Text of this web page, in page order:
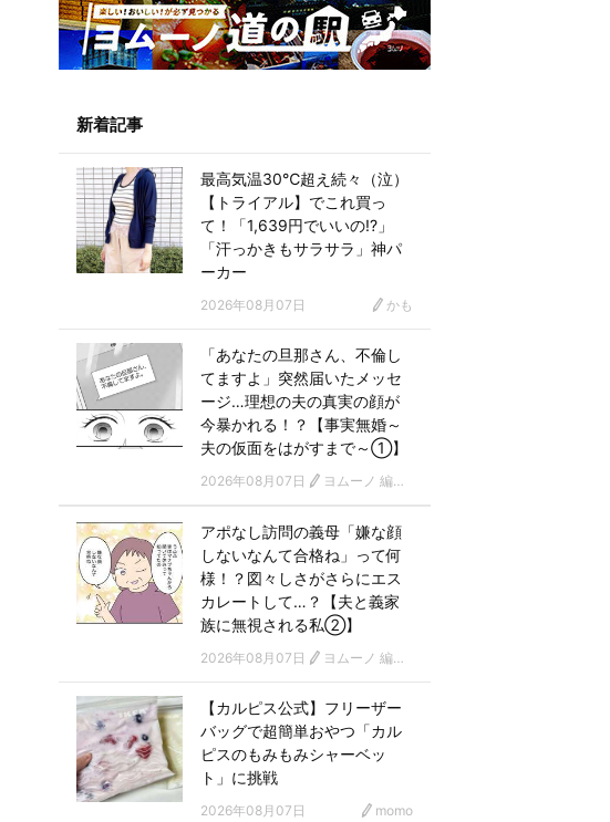
新着記事
最高気温30℃超え続々（泣）
【トライアル】でこれ買っ
て！「1,639円でいいの!?」
「汗っかきもサラサラ」神パ
ーカー
2026年08月07日 かも
「あなたの旦那さん、不倫し
てますよ」突然届いたメッセ
ージ…理想の夫の真実の顔が
今暴かれる！？【事実無婚～
夫の仮面をはがすまで～①】
2026年08月07日 ヨムーノ 編集部 漫画チーム
アポなし訪問の義母「嫌な顔
しないなんて合格ね」って何
様！？図々しさがさらにエス
カレートして…？【夫と義家
族に無視される私②】
2026年08月07日 ヨムーノ 編集部 漫画チーム
【カルピス公式】フリーザー
バッグで超簡単おやつ「カル
ピスのもみもみシャーベッ
ト」に挑戦
2026年08月07日 momo